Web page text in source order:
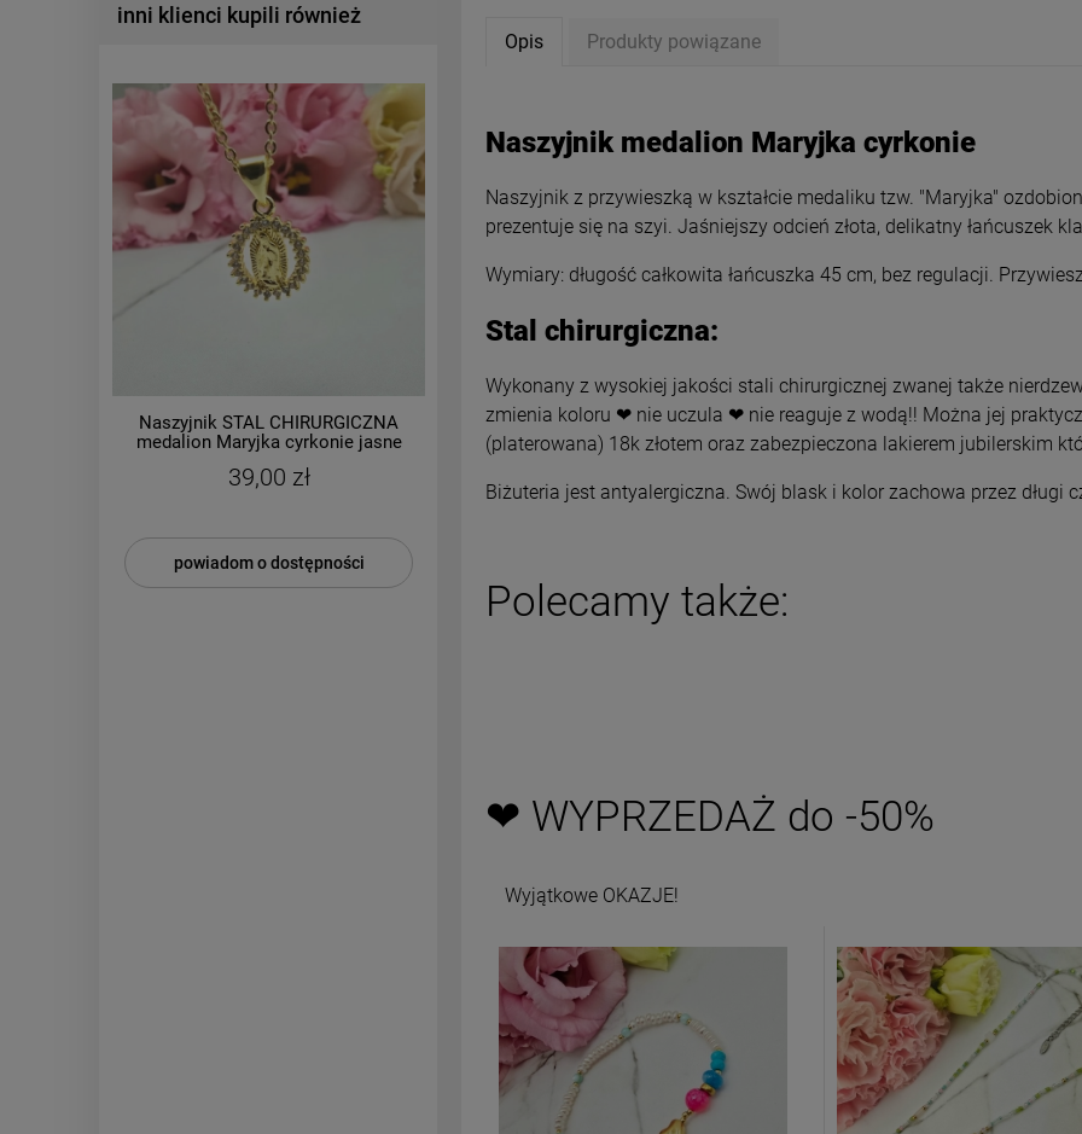
inni klienci kupili również
Naszyjnik STAL CHIRURGICZNA
medalion Maryjka cyrkonie jasne
39,00 zł
powiadom o dostępności
Naszyjnik STAL CHIRURGICZNA
bez przywieszek kuleczki mniejsze
złote 60 cm
Bransoletka STAL CHIRURGICZNA
serca jasne złoto
Opis Produkty powiązane
Naszyjnik medalion Maryjka cyrkonie
Naszyjnik z przywieszką w kształcie medaliku tzw. "Maryjka"
prezentuje się na szyi. Jaśniejszy odcień złota, delikatny łańcuszek
Wymiary: długość całkowita łańcuszka 45 cm, bez regulacji.
Stal chirurgiczna:
Wykonany z wysokiej jakości stali chirurgicznej zwanej także
zmienia koloru ❤ nie uczula ❤ nie reaguje z wodą!! Można jej
(platerowana) 18k złotem oraz zabezpieczona lakierem jubilerskim
Biżuteria jest antyalergiczna. Swój blask i kolor zachowa przez długi
Polecamy także:
❤ WYPRZEDAŻ do -50%
Wyjątkowe OKAZJE!